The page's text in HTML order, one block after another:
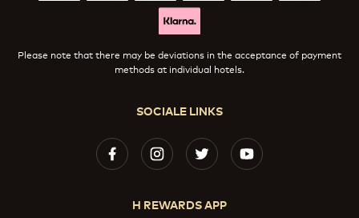
SOCIALE LINKS
H REWARDS APP
Please note that there may be deviations in the acceptance of payment
methods at individual hotels.